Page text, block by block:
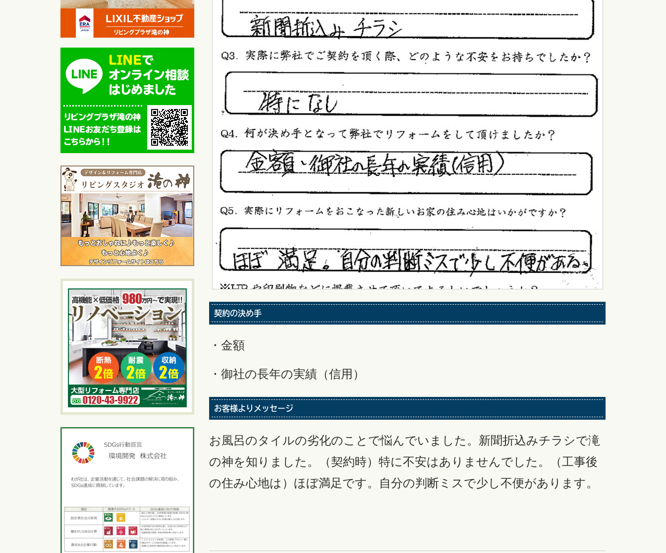
契約の決め手
・金額
・御社の長年の実績（信用）
お客様よりメッセージ
お風呂のタイルの劣化のことで悩んでいました。新聞折込みチラシで滝
の神を知りました。（契約時）特に不安はありませんでした。（工事後
の住み心地は）ほぼ満足です。自分の判断ミスで少し不便があります。